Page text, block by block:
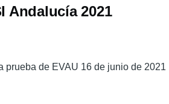
Andalucía 2021
prueba de EVAU 16 de junio de 2021